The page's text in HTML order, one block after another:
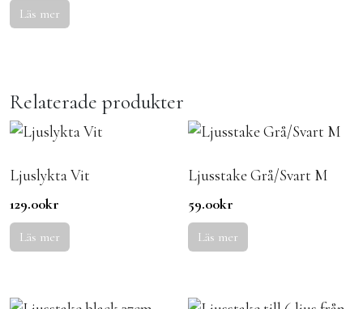
Läs mer
Relaterade produkter
Ljuslykta Vit
129.00kr
Läs mer
Ljusstake Grå/Svart M
59.00kr
Läs mer